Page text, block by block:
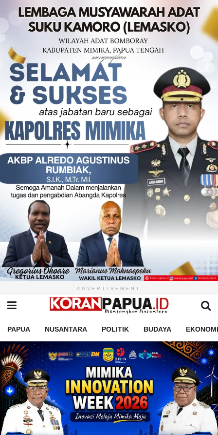
ADVERTISEMENT
PAPUA NUSANTARA POLITIK BUDAYA EKONOMI